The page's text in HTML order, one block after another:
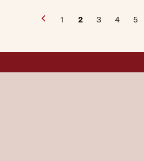
1 2 3 4 5